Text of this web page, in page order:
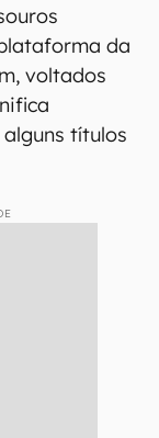
da
voltados
títulos